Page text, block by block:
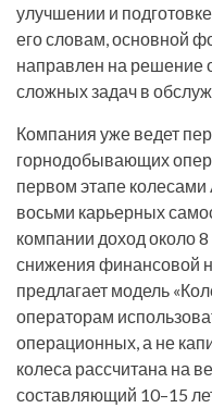
улучшении и
его словам, основной
направлен на решение
сложных задач в
Компания уже ведет
горнодобывающих
первом этапе
восьми карьерных
компании доход около
снижения финансовой
предлагает модель
операторам
операционных, а не
колеса рассчитана на
составляющий 10–15